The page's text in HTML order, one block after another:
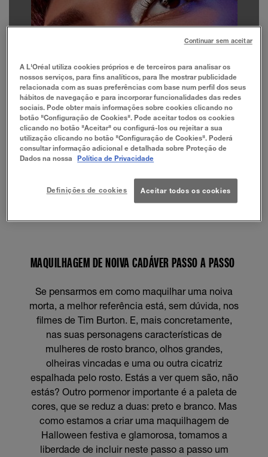
MAQUILHAGEM DE NOIVA CADÁVER PASSO A PASSO
Se pensarmos em como maquilhar uma noiva
morta, a melhor referência está, sem dúvida, nos
filmes de Tim Burton. E, mais concretamente,
nas suas personagens características de
mulheres de rosto branco, olhos grandes,
olheiras vincadas e uma ou outra cicatriz
espalhada pelo rosto. Estás a ver quem são, não
estás? Outro pormenor importante é a paleta de
cores, que se reduz a duas: preto e branco. Mas
como estamos a criar uma maquilhagem de
Halloween festiva e glamorosa, tomamos a
liberdade de incluir neste passo a passo um
A L'Oréal utiliza cookies próprios e de terceiros para analisar os
nossos serviços, para fins analíticos, para lhe mostrar publicidade
relacionada com as suas preferências com base num perfil dos seus
hábitos de navegação e para incorporar funcionalidades das redes
sociais. Pode obter mais informações sobre cookies clicando no
botão "Configuração de Cookies". Pode aceitar todos os cookies
clicando no botão "Aceitar" ou configurá-los ou rejeitar a sua
utilização clicando no botão "Configuração de Cookies". Poderá
consultar informação adicional e detalhada sobre Proteção de
Dados na nossa
Política de Privacidade
Definições de cookies Aceitar todos os cookies
Continuar sem aceitar